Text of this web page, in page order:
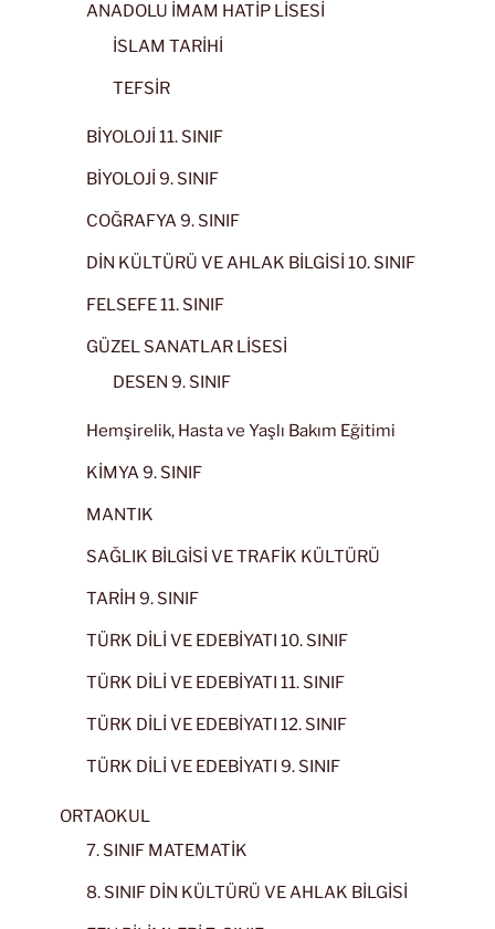
ANADOLU İMAM HATİP LİSESİ
İSLAM TARİHİ
TEFSİR
BİYOLOJİ 11. SINIF
BİYOLOJİ 9. SINIF
COĞRAFYA 9. SINIF
DİN KÜLTÜRÜ VE AHLAK BİLGİSİ 10. SINIF
FELSEFE 11. SINIF
GÜZEL SANATLAR LİSESİ
DESEN 9. SINIF
Hemşirelik, Hasta ve Yaşlı Bakım Eğitimi
KİMYA 9. SINIF
MANTIK
SAĞLIK BİLGİSİ VE TRAFİK KÜLTÜRÜ
TARİH 9. SINIF
TÜRK DİLİ VE EDEBİYATI 10. SINIF
TÜRK DİLİ VE EDEBİYATI 11. SINIF
TÜRK DİLİ VE EDEBİYATI 12. SINIF
TÜRK DİLİ VE EDEBİYATI 9. SINIF
ORTAOKUL
7. SINIF MATEMATİK
8. SINIF DİN KÜLTÜRÜ VE AHLAK BİLGİSİ